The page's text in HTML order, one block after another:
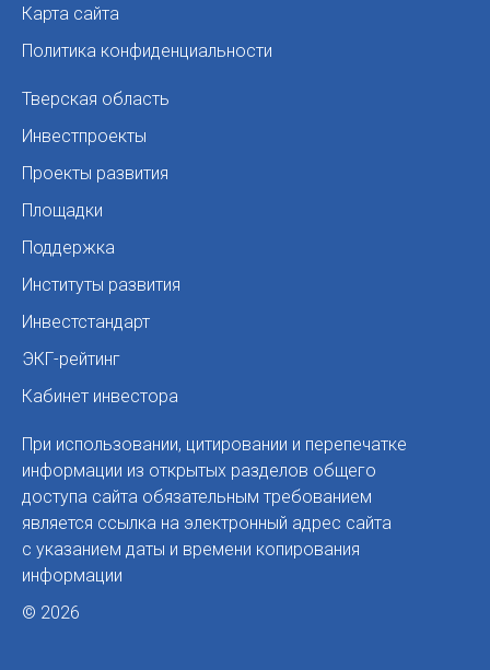
Карта сайта
Политика конфиденциальности
Тверская область
Инвестпроекты
Проекты развития
Площадки
Поддержка
Институты развития
Инвестстандарт
ЭКГ-рейтинг
Кабинет инвестора
При использовании, цитировании и перепечатке
информации из открытых разделов общего
доступа сайта обязательным требованием
является ссылка на электронный адрес сайта
с указанием даты и времени копирования
информации
© 2026